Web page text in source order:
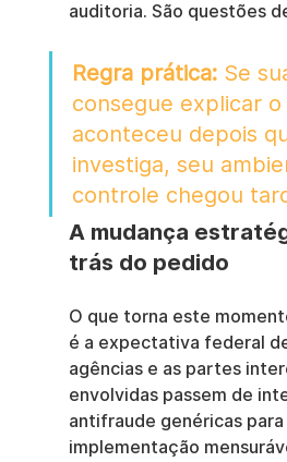
auditoria. São questões
Regra prática: Se
consegue explicar o
aconteceu depois
investiga, seu
controle chegou
A mudança
trás do pedido
O que torna este
é a expectativa federal
agências e as partes
envolvidas passem de
antifraude genéricas para
implementação